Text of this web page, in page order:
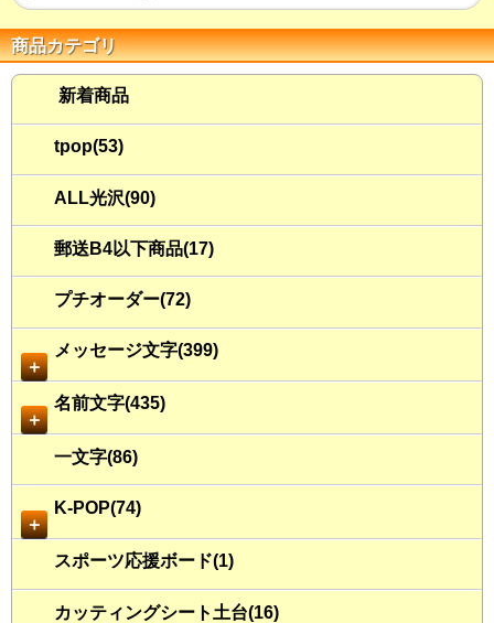
商品カテゴリ
新着商品
tpop(53)
ALL光沢(90)
郵送B4以下商品(17)
プチオーダー(72)
＋
メッセージ文字(399)
＋
名前文字(435)
一文字(86)
＋
K-POP(74)
スポーツ応援ボード(1)
カッティングシート土台(16)